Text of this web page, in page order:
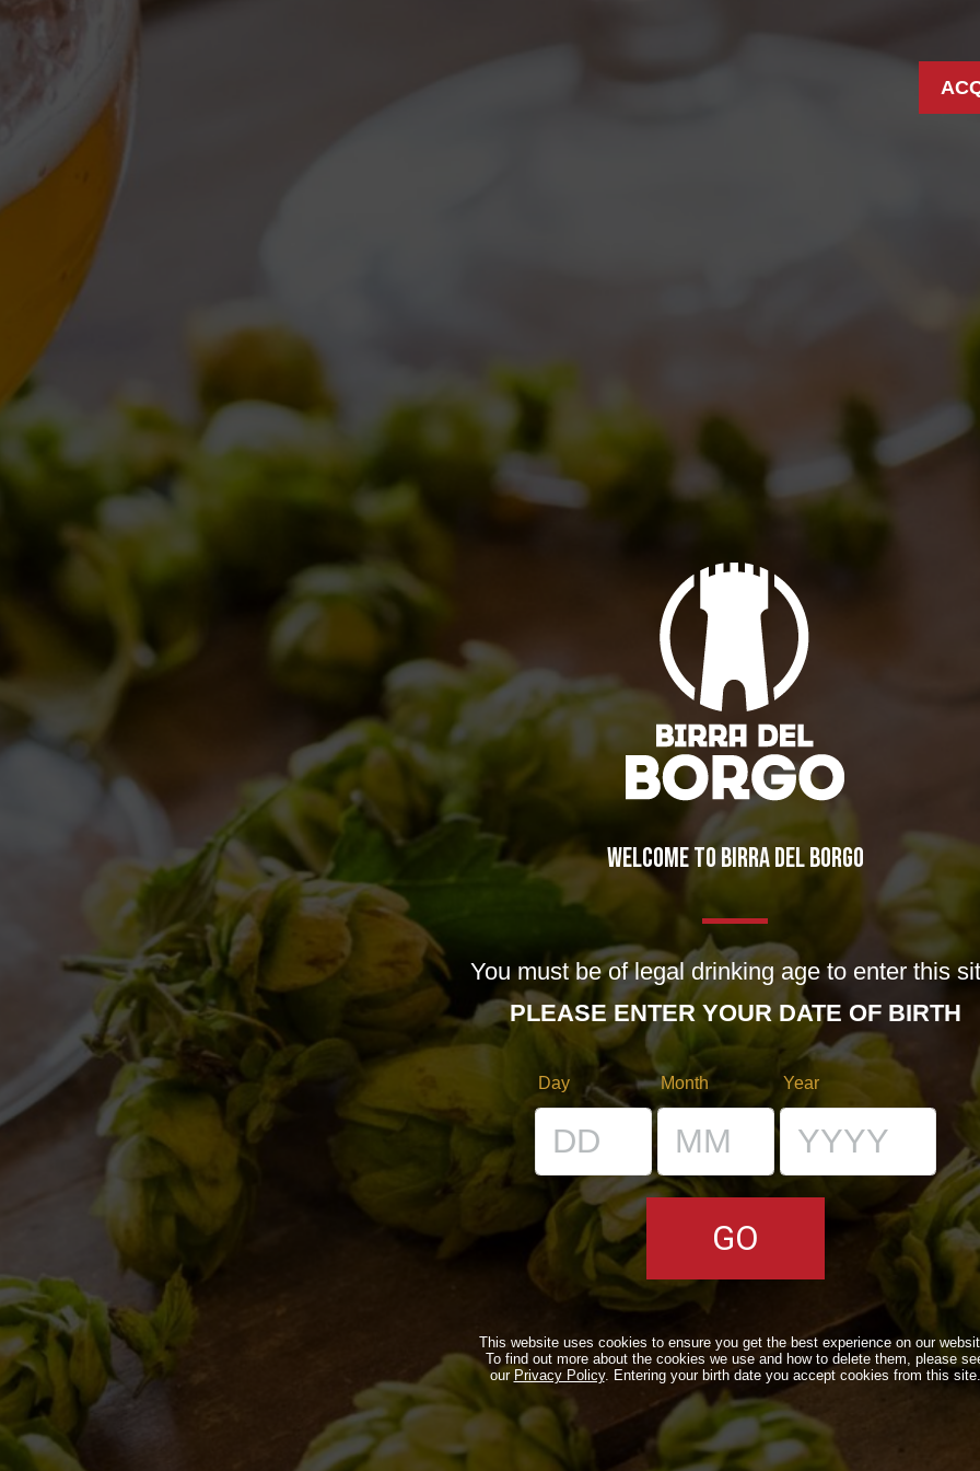
WELCOME TO BIRRA DEL BORGO
You must be of legal drinking age to enter this
PLEASE ENTER YOUR DATE OF BIRTH
Day Month Year
This website uses cookies to ensure you get the best experience on our
To find out more about the cookies we use and how to delete them, please
our Privacy Policy. Entering your birth date you accept cookies from this site.
MILANO GOLOSA
Collaborazioni ,Eventi ByBirra del Borgo
11/10/2018
Lascia un commento
LA STORIA
LA MISSION
DICONO DI NOI | RASSEGNA STAMPA BIRRA DEL
BORGO
LE BIRRE
BIZZARRE
QUOTIDIANE
ACQUISTA BDB ONLINE
IL BANCONE